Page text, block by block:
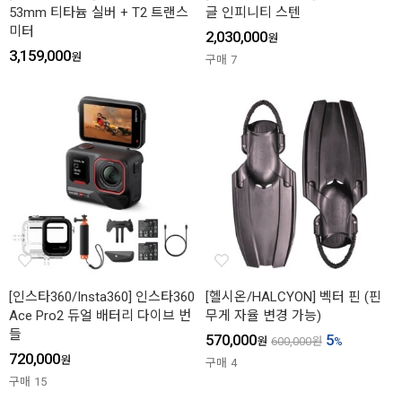
53mm 티타늄 실버 + T2 트랜스
미터
3,159,000원
글 인피니티 스텐
2,030,000원
구매 7
[인스타360/Insta360] 인스타360
Ace Pro2 듀얼 배터리 다이브 번
들
720,000원
구매 15
[헬시온/HALCYON] 벡터 핀 (핀
무게 자율 변경 가능)
570,000원 600,000원 5%
구매 4